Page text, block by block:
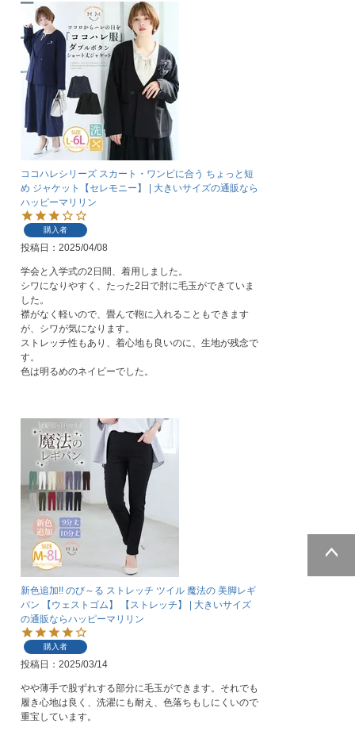
ココハレシリーズ スカート・ワンピに合う ちょっと短
め ジャケット【セレモニー】 | 大きいサイズの通販なら
ハッピーマリリン
購入者
投稿日 2025/04/08
学会と入学式の2日間、着用しました。
シワになりやすく、たった2日で肘に毛玉ができていま
した。
襟がなく軽いので、畳んで鞄に入れることもできます
が、シワが気になります。
ストレッチ性もあり、着心地も良いのに、生地が残念で
す。
色は明るめのネイビーでした。
新色追加!! のび～る ストレッチ ツイル 魔法の 美脚レギ
パン 【ウェストゴム】 【ストレッチ】 | 大きいサイズ
の通販ならハッピーマリリン
購入者
投稿日 2025/03/14
やや薄手で股ずれする部分に毛玉ができます。それでも
履き心地は良く、洗濯にも耐え、色落ちもしにくいので
重宝しています。